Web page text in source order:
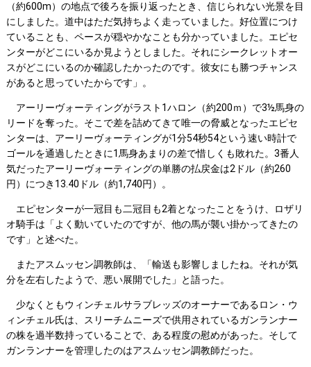
（約600m）の地点で後ろを振り返ったとき、信じられない光景を目
にしました。道中はただ気持ちよく走っていました。好位置につけ
ていることも、ペースが穏やかなことも分かっていました。エピセ
ンターがどこにいるか見ようとしました。それにシークレットオー
スがどこにいるのか確認したかったのです。彼女にも勝つチャンス
があると思っていたからです」。
アーリーヴォーティングがラスト1ハロン（約200ｍ）で3½馬身の
リードを奪った。そこで差を詰めてきて唯一の脅威となったエピセ
ンターは、アーリーヴォーティングが1分54秒54という速い時計で
ゴールを通過したときに1馬身あまりの差で惜しくも敗れた。3番人
気だったアーリーヴォーティングの単勝の払戻金は2ドル（約260
円）につき13.40ドル（約1,740円）。
エピセンターが一冠目も二冠目も2着となったことをうけ、ロザリ
オ騎手は「よく動いていたのですが、他の馬が襲い掛かってきたの
です」と述べた。
またアスムッセン調教師は、「輸送も影響しましたね。それが気
分を左右したようで、悪い展開でした」と語った。
少なくともウィンチェルサラブレッズのオーナーであるロン・ウ
ィンチェル氏は、スリーチムニーズで供用されているガンランナー
の株を過半数持っていることで、ある程度の慰めがあった。そして
ガンランナーを管理したのはアスムッセン調教師だった。